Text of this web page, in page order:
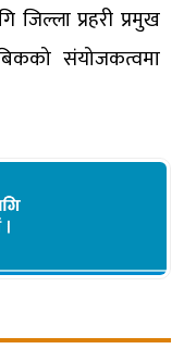
प्रहरी प्रमुख
संयोजकत्वमा